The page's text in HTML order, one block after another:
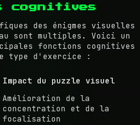
cognitives
des énigmes visuelles
sont multiples. Voici un
fonctions cognitives
type d'exercice :
Impact du puzzle visuel
Amélioration de la
concentration et de la
focalisation